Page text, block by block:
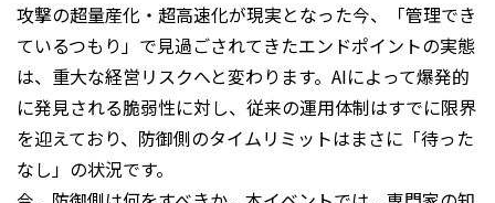
攻撃の超量産化・超高速化が現実となった今、「管理でき
ているつもり」で見過ごされてきたエンドポイントの実態
は、重大な経営リスクへと変わります。AIによって爆発的
に発見される脆弱性に対し、従来の運用体制はすでに限界
を迎えており、防御側のタイムリミットはまさに「待った
なし」の状況です。